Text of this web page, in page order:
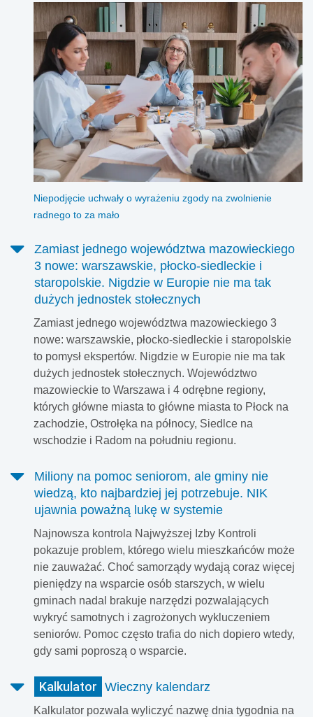
Niepodjęcie uchwały o wyrażeniu zgody na zwolnienie
radnego to za mało
Zamiast jednego województwa mazowieckiego
3 nowe: warszawskie, płocko-siedleckie i
staropolskie. Nigdzie w Europie nie ma tak
dużych jednostek stołecznych
Zamiast jednego województwa mazowieckiego 3
nowe: warszawskie, płocko-siedleckie i staropolskie
to pomysł ekspertów. Nigdzie w Europie nie ma tak
dużych jednostek stołecznych. Województwo
mazowieckie to Warszawa i 4 odrębne regiony,
których główne miasta to główne miasta to Płock na
zachodzie, Ostrołęka na północy, Siedlce na
wschodzie i Radom na południu regionu.
Miliony na pomoc seniorom, ale gminy nie
wiedzą, kto najbardziej jej potrzebuje. NIK
ujawnia poważną lukę w systemie
Najnowsza kontrola Najwyższej Izby Kontroli
pokazuje problem, którego wielu mieszkańców może
nie zauważać. Choć samorządy wydają coraz więcej
pieniędzy na wsparcie osób starszych, w wielu
gminach nadal brakuje narzędzi pozwalających
wykryć samotnych i zagrożonych wykluczeniem
seniorów. Pomoc często trafia do nich dopiero wtedy,
gdy sami poproszą o wsparcie.
Kalkulator Wieczny kalendarz
Kalkulator pozwala wyliczyć nazwę dnia tygodnia na